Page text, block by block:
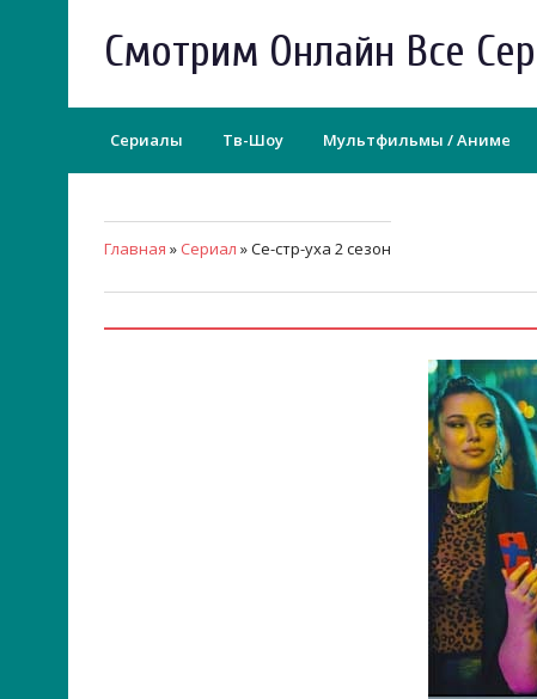
Смотрим Онлайн Все
Сериалы Тв-Шоу Мультфильмы / Аниме
Главная » Сериал » Се-стр-уха 2 сезон